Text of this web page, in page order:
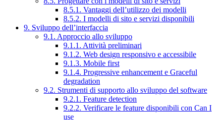
8.5.1. Vantaggi dell’utilizzo dei modelli
8.5.2. I modelli di sito e servizi disponibili
9. Sviluppo dell’interfaccia
9.1. Approccio allo sviluppo
9.1.1. Attività preliminari
9.1.2. Web design responsivo e accessibile
9.1.3. Mobile first
9.1.4. Progressive enhancement e Graceful
degradation
9.2. Strumenti di supporto allo sviluppo del software
9.2.1. Feature detection
9.2.2. Verificare le feature disponibili con Can I
use